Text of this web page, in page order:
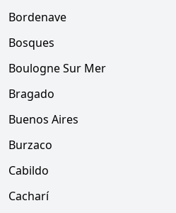
Bordenave
Bosques
Boulogne Sur Mer
Bragado
Buenos Aires
Burzaco
Cabildo
Cacharí